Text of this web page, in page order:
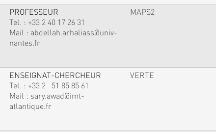
PROFESSEUR
Tel. : +33 2 40 17 26 31
Mail : abdellah.arhaliass@univ-
nantes.fr
MAPS2
ENSEIGNAT-CHERCHEUR
Tel. : +33 2 51 85 85 61
Mail : sary.awad@imt-
atlantique.fr
VERTE